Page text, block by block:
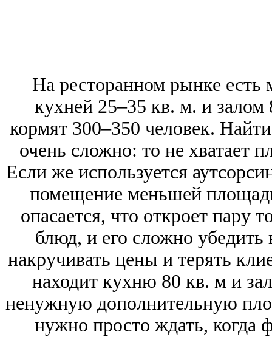
На ресторанном рынке есть
кухней 25–35 кв. м. и
кормят 300–350 человек.
очень сложно: то не хватает
Если же используется
помещение меньшей
опасается, что откроет пару
блюд, и его сложно
накручивать цены и терять
находит кухню 80 кв. м и
ненужную дополнительную
нужно просто ждать, когда